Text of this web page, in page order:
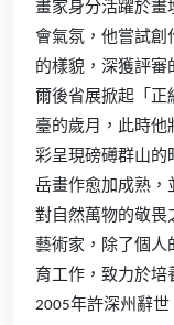
畫家身分活躍於畫
會氣氛，他嘗試創
的樣貌，深獲評審
爾後省展掀起「正
臺的歲月，此時他
彩呈現磅礡群山的
岳畫作愈加成熟，
對自然萬物的敬畏
藝術家，除了個人
育工作，致力於培
2005年許深州辭